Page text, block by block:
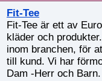
Fit-Tee
Fit-Tee är ett av
kläder och
inom branchen, för
till kund. Vi har
Dam -Herr och Barn.